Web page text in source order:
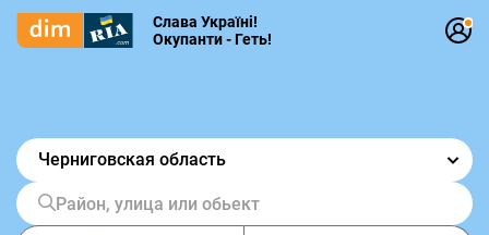
Слава Україні!
Окупанти - Геть!
Черниговская область
Район, улица или обьект